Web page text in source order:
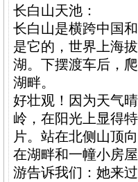
长白山天池：
长白山是横跨中国
是它的，世界上海
湖。下摆渡车后，
湖畔。
好壮观！因为天气
岭，在阳光上显得
片。站在北侧山顶
在湖畔和一幢小房
游告诉我们：她来